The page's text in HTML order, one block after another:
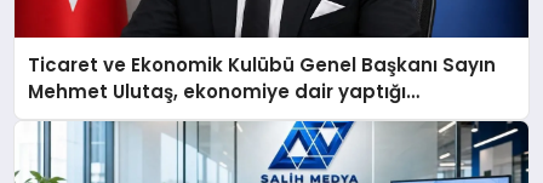
Ticaret ve Ekonomik Kulübü Genel Başkanı Sayın
Mehmet Ulutaş, ekonomiye dair yaptığı
açıklamada şunları kaydetti: